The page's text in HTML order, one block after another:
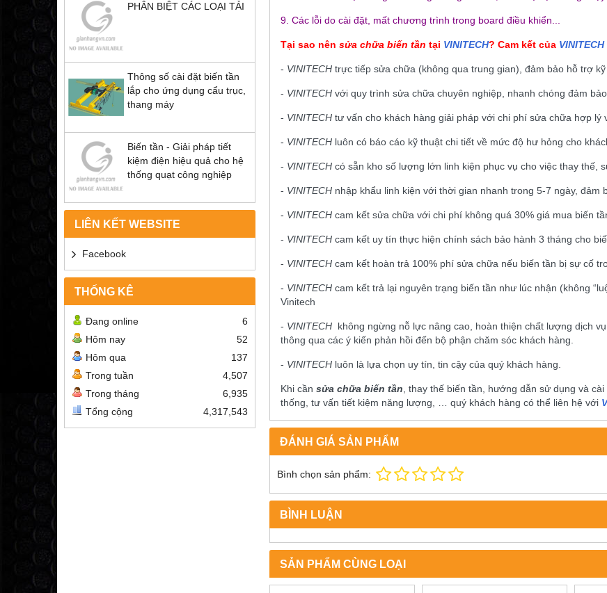
PHÂN BIỆT CÁC LOẠI TẢI
Thông số cài đặt biến tần
lắp cho ứng dụng cẩu trục,
thang máy
Biến tần - Giải pháp tiết
kiệm điện hiệu quả cho hệ
thống quạt công nghiệp
LIÊN KẾT WEBSITE
Facebook
THỐNG KÊ
Đang online
6
Hôm nay
52
Hôm qua
137
Trong tuần
4,507
Trong tháng
6,935
Tổng cộng
4,317,543
9. Các lỗi do cài đặt, mất chương trình trong board điều khiển...
Tại sao nên sửa chữa biến tần tại VINITECH? Cam kết của VINITECH
- VINITECH trực tiếp sửa chữa (không qua trung gian), đảm bảo hỗ trợ
- VINITECH với quy trình sửa chữa chuyên nghiệp, nhanh chóng đảm
- VINITECH tư vấn cho khách hàng giải pháp với chi phí sửa chữa hợp lý
- VINITECH luôn có báo cáo kỹ thuật chi tiết về mức độ hư hỏng cho
- VINITECH có sẵn kho số lượng lớn linh kiện phục vụ cho việc thay thế,
- VINITECH nhập khẩu linh kiện với thời gian nhanh trong 5-7 ngày, đảm
- VINITECH cam kết sửa chữa với chi phí không quá 30% giá mua biến
- VINITECH cam kết uy tín thực hiện chính sách bảo hành 3 tháng cho
- VINITECH cam kết hoàn trả 100% phí sửa chữa nếu biến tần bị sự cố
- VINITECH cam kết trả lại nguyên trạng biến tần như lúc nhận (không
Vinitech
- VINITECH không ngừng nỗ lực nâng cao, hoàn thiện chất lượng dịch
thông qua các ý kiến phản hồi đến bộ phận chăm sóc khách hàng.
- VINITECH luôn là lựa chọn uy tín, tin cậy của quý khách hàng.
Khi cần sửa chữa biến tần, thay thế biến tần, hướng dẫn sử dụng và
thống, tư vấn tiết kiệm năng lượng, … quý khách hàng có thể liên hệ với
ĐÁNH GIÁ SẢN PHẨM
Bình chọn sản phẩm:
BÌNH LUẬN
SẢN PHẨM CÙNG LOẠI